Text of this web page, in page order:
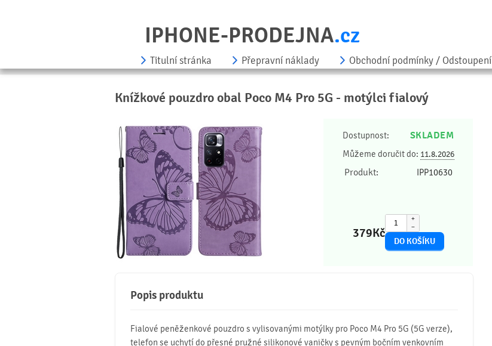
IPHONE-PRODEJNA.cz
Titulní stránka Přepravní náklady Obchodní podmínky / Odstoupení
Knížkové pouzdro obal Poco M4 Pro 5G - motýlci fialový
Dostupnost: SKLADEM
Můžeme doručit do: 11.8.2026
Produkt: IPP10630
379Kč
+
−
Popis produktu
Fialové peněženkové pouzdro s vylisovanými motýlky pro Poco M4 Pro 5G (5G verze),
telefon se uchytí do přesné pružné silikonové vaničky s pevným bočním venkovním